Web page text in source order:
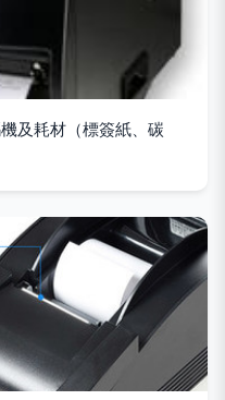
及耗材（標簽紙、碳